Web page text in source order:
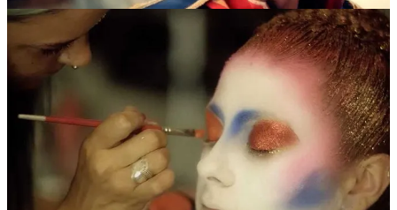
Descubre nuestros proyectos